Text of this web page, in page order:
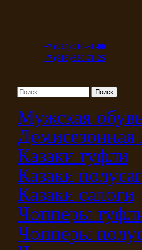
+7 (925) 910-31-00
+7 (916) 630-71-25
Мужская
Демисезонная
Казаки туфли
Казаки
Казаки сапоги
Чопперы
Чопперы